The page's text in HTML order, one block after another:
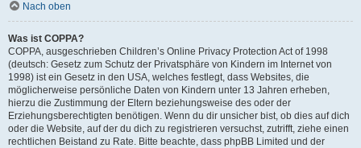
Nach oben
Was ist COPPA?
COPPA, ausgeschrieben Children’s Online Privacy Protection Act of 1998
(deutsch: Gesetz zum Schutz der Privatsphäre von Kindern im Internet von
1998) ist ein Gesetz in den USA, welches festlegt, dass Websites, die
möglicherweise persönliche Daten von Kindern unter 13 Jahren erheben,
hierzu die Zustimmung der Eltern beziehungsweise des oder der
Erziehungsberechtigten benötigen. Wenn du dir unsicher bist, ob dies auf dich
oder die Website, auf der du dich zu registrieren versuchst, zutrifft, ziehe einen
rechtlichen Beistand zu Rate. Bitte beachte, dass phpBB Limited und der